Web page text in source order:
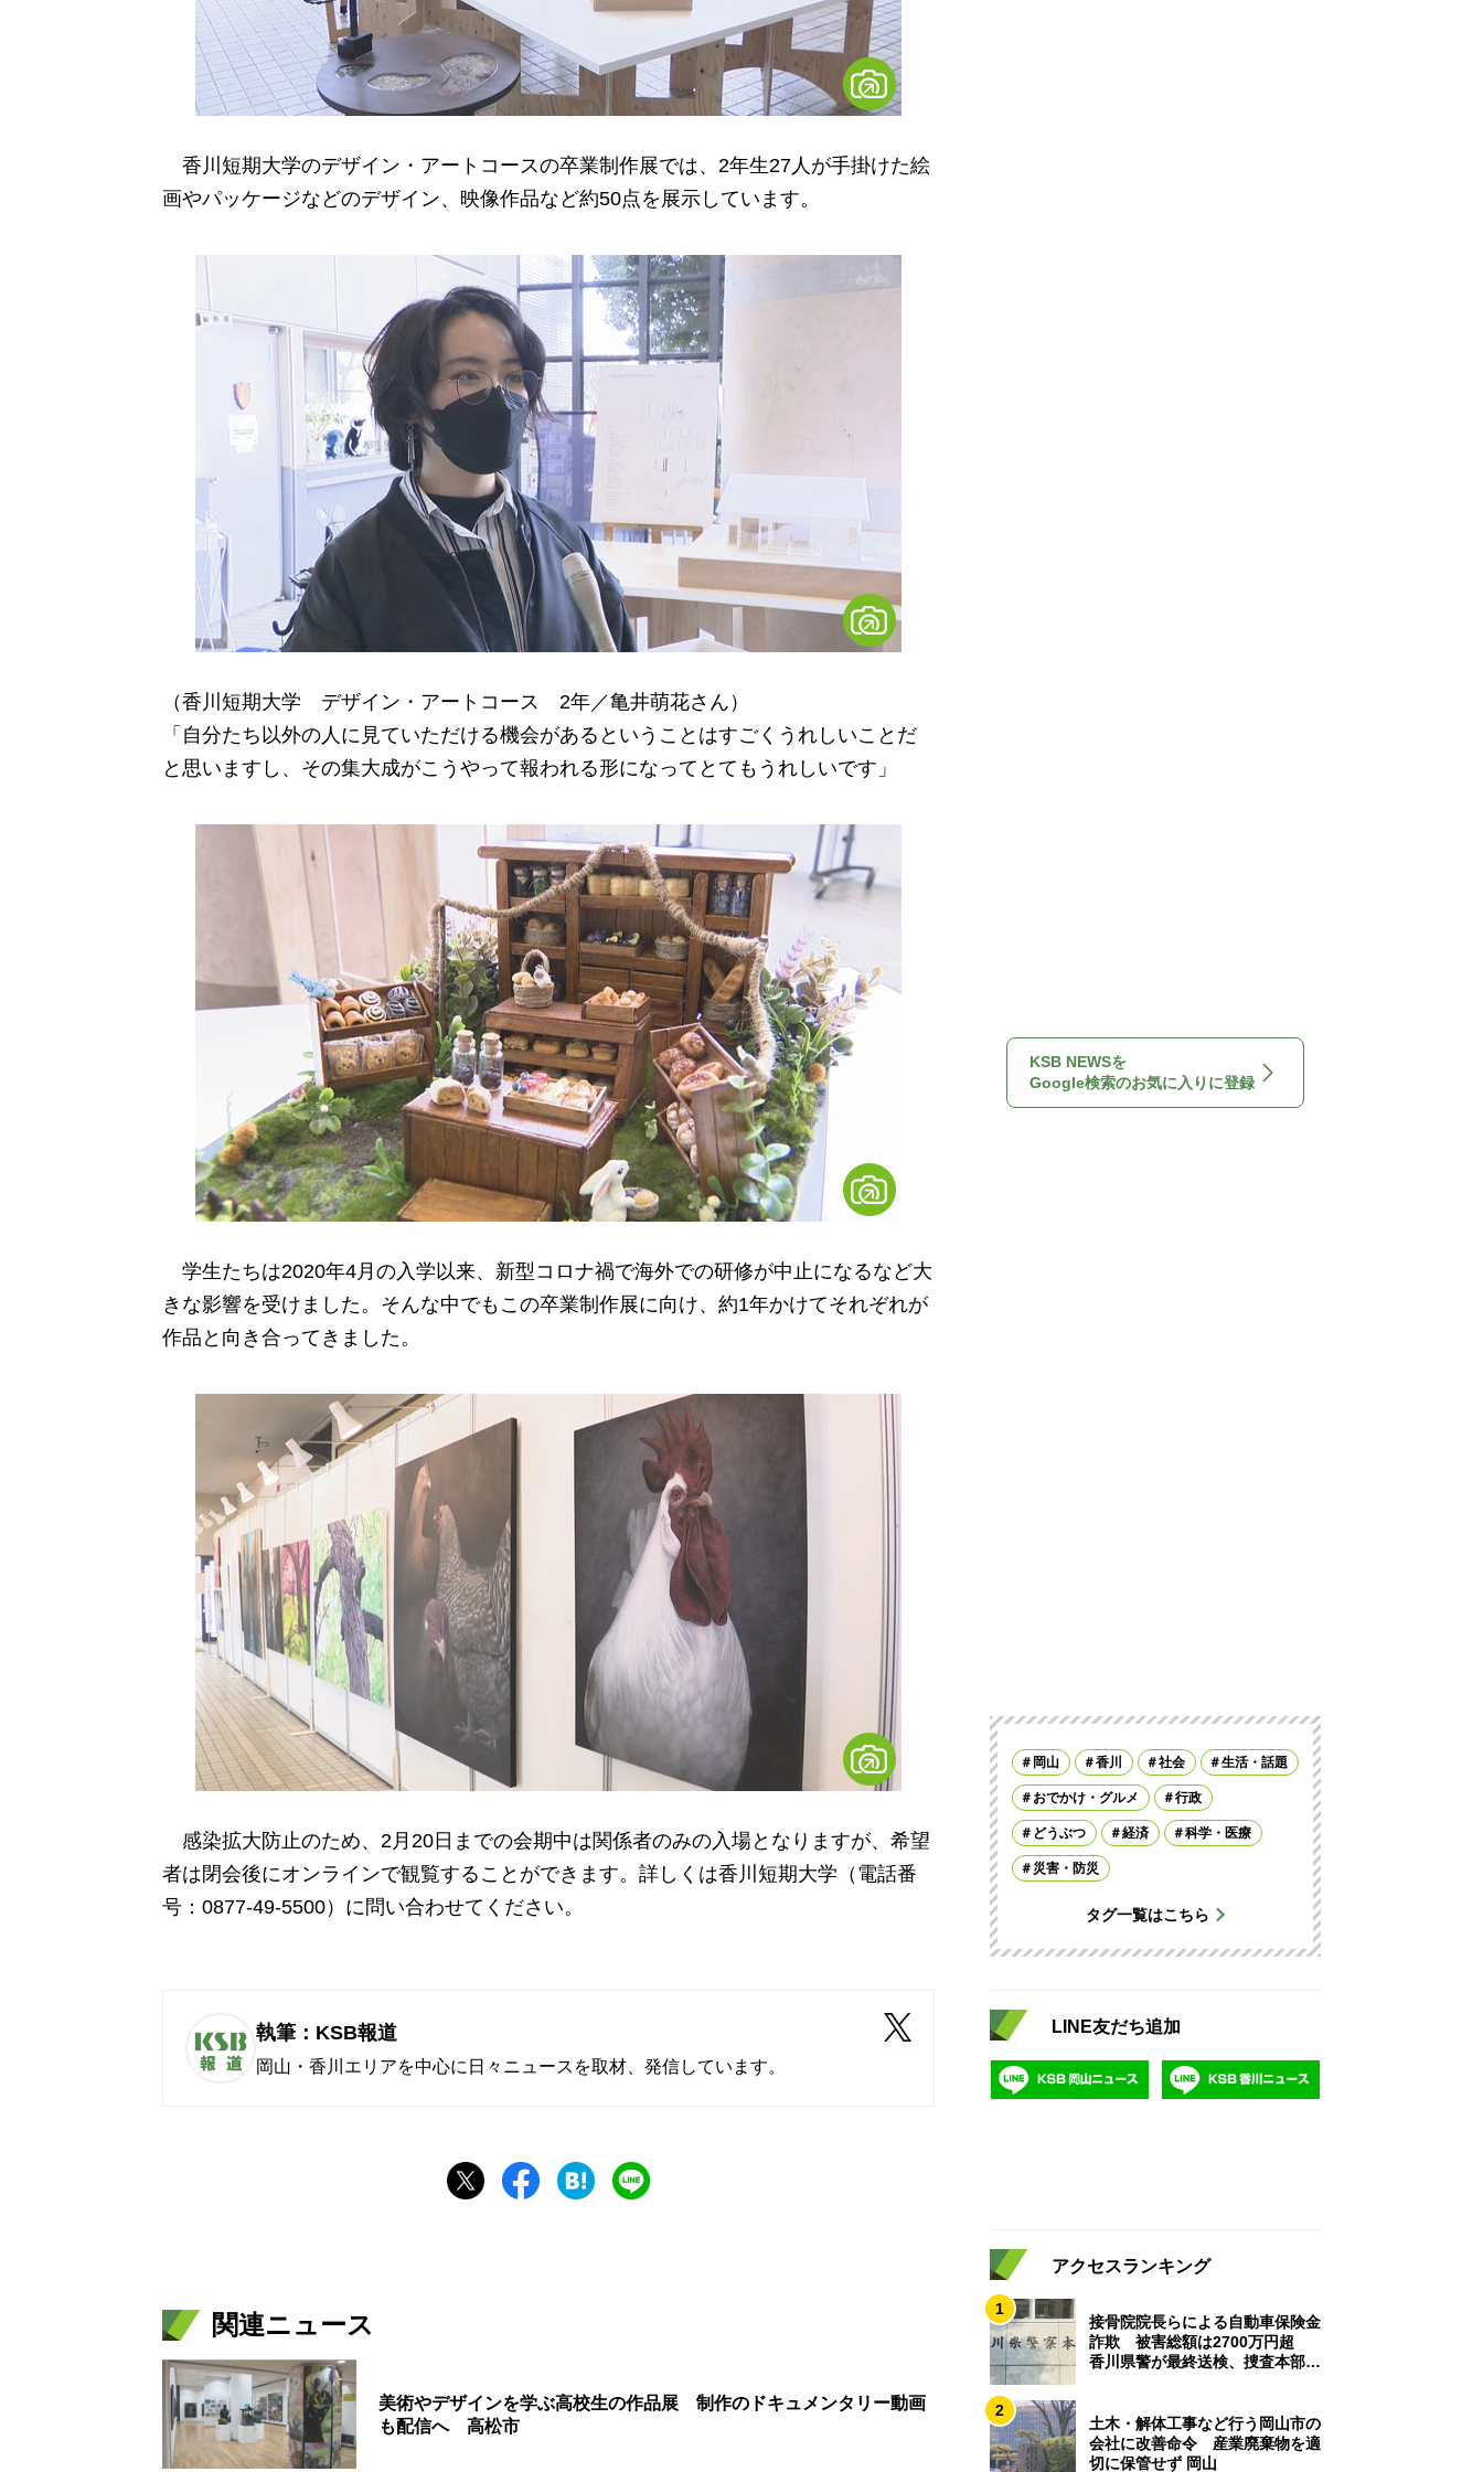
香川短期大学のデザイン・アートコースの卒業制作展では、2年生27人が手掛けた絵
画やパッケージなどのデザイン、映像作品など約50点を展示しています。
（香川短期大学 デザイン・アートコース 2年／亀井萌花さん）
「自分たち以外の人に見ていただける機会があるということはすごくうれしいことだ
と思いますし、その集大成がこうやって報われる形になってとてもうれしいです」
学生たちは2020年4月の入学以来、新型コロナ禍で海外での研修が中止になるなど大
きな影響を受けました。そんな中でもこの卒業制作展に向け、約1年かけてそれぞれが
作品と向き合ってきました。
感染拡大防止のため、2月20日までの会期中は関係者のみの入場となりますが、希望
者は閉会後にオンラインで観覧することができます。詳しくは香川短期大学（電話番
号：0877-49-5500）に問い合わせてください。
執筆：KSB報道
岡山・香川エリアを中心に日々ニュースを取材、発信しています。
関連ニュース
美術やデザインを学ぶ高校生の作品展 制作のドキュメンタリー動画
も配信へ 高松市
KSB NEWSを
Google検索のお気に入りに登録
岡山 香川 社会 生活・話題
おでかけ・グルメ 行政
どうぶつ 経済 科学・医療
災害・防災
タグ一覧はこちら
LINE友だち追加
アクセスランキング
1
接骨院院長らによる自動車保険金
詐欺 被害総額は2700万円超
香川県警が最終送検、捜査本部解
2
土木・解体工事など行う岡山市の
会社に改善命令 産業廃棄物を適
切に保管せず 岡山